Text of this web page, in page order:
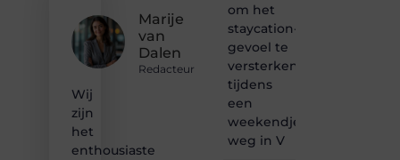
Marije
van
Dalen
Redacteur
Wij
zijn
het
enthousiaste
om het
staycation-
gevoel te
versterken
tijdens
een
weekendje
weg in V